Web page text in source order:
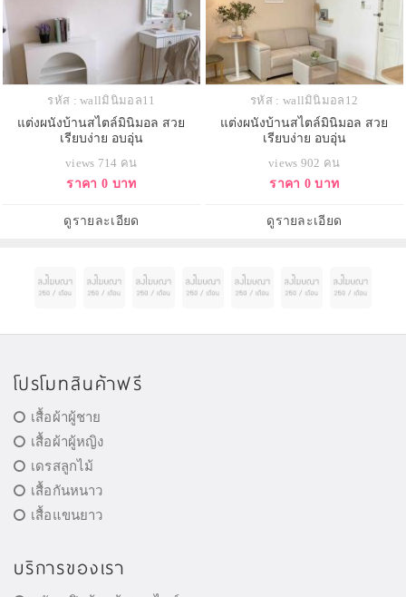
รหัส : wallมินิมอล11
แต่งผนังบ้านสไตล์มินิมอล สวย
เรียบง่าย อบอุ่น
views 714 คน
ราคา 0 บาท
ดูรายละเอียด
รหัส : wallมินิมอล12
แต่งผนังบ้านสไตล์มินิมอล สวย
เรียบง่าย อบอุ่น
views 902 คน
ราคา 0 บาท
ดูรายละเอียด
โปรโมทสินค้าฟรี
เสื้อผ้าผู้ชาย
เสื้อผ้าผู้หญิง
เดรสลูกไม้
เสื้อกันหนาว
เสื้อแขนยาว
บริการของเรา